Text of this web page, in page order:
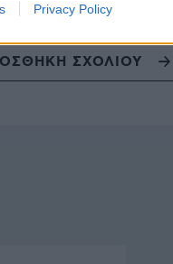
Privacy Policy
ΣΧΟΛΙΟΥ